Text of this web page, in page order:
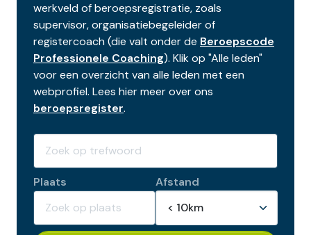
werkveld of beroepsregistratie, zoals
supervisor, organisatiebegeleider of
registercoach (die valt onder de Beroepscode
Professionele Coaching). Klik op "Alle leden"
voor een overzicht van alle leden met een
webprofiel. Lees hier meer over ons
beroepsregister.
Plaats Afstand